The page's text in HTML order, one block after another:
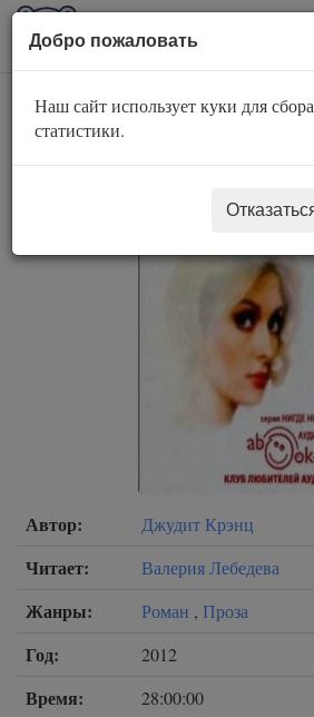
AuBook.org
Княжна Дэзи
Автор: Джудит Крэнц
Читает: Валерия Лебедева
Жанры: Роман , Проза
Год: 2012
Время: 28:00:00
Добро пожаловать
Наш сайт использует куки для
статистики.